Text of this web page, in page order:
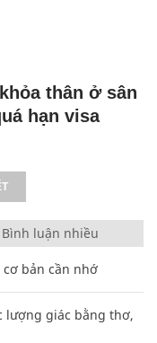
thân ở sân
hạn visa
Bình luận nhiều
bản cần nhớ
lượng giác bằng thơ,